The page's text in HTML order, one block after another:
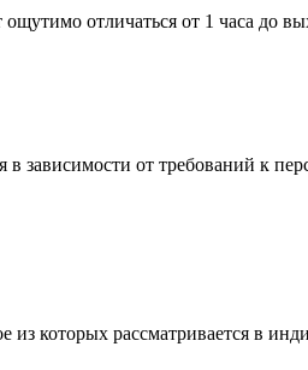
отличаться от 1 часа до
зависимости от требований к
которых рассматривается в